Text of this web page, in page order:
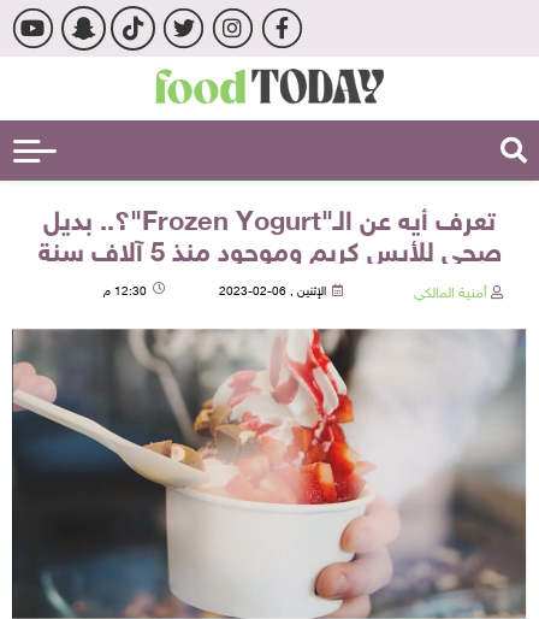
تعرف أيه عن الـ"Frozen Yogurt"؟.. بديل
صحي للأيس كريم وموجود منذ 5 آلاف سنة
أمنية المالكي الإثنين , 06-02-2023 12:30 م